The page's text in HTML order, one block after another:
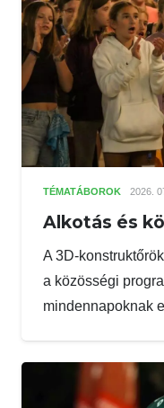
TÉMATÁBOROK 2026.
Alkotás és
A 3D-
a közösségi
mindennapoknak